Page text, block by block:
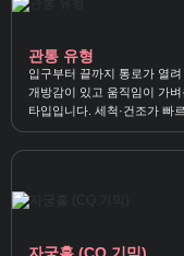
관통 유형
입구부터 끝까지 통로가 열려
개방감이 있고 움직임이 가벼
타입입니다. 세척·건조가 빠
관리가 쉬운 장점이 있어요.